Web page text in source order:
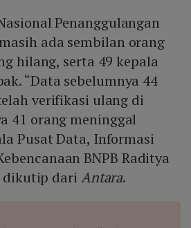
Penanggulangan
ada sembilan orang
hilang, serta 49 kepala
“Data sebelumnya 44
verifikasi ulang di
41 orang meninggal
Pusat Data, Informasi
BNPB Raditya
dikutip dari Antara.